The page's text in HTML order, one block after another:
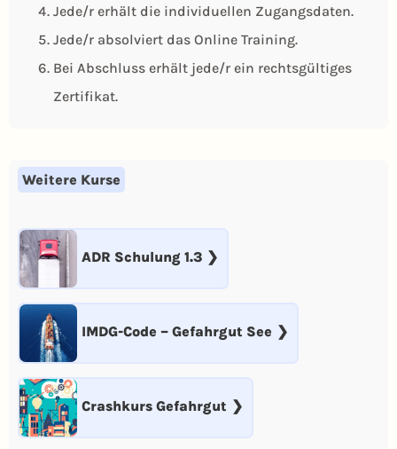
Jede/r erhält die individuellen Zugangsdaten.
Jede/r absolviert das Online Training.
Bei Abschluss erhält jede/r ein rechtsgültiges
Zertifikat.
Weitere Kurse
ADR Schulung 1.3
IMDG-Code – Gefahrgut See
Crashkurs Gefahrgut